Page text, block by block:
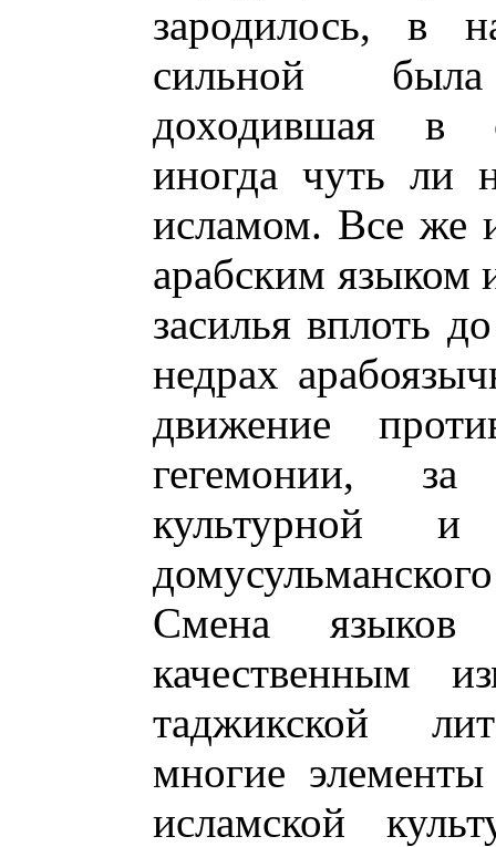
зародилось, в
сильной
доходившая в
иногда чуть ли
исламом. Все же
арабским языком
засилья вплоть
недрах
движение
гегемонии, за
культурной и
Смена
качественным
таджикской
многие
исламской